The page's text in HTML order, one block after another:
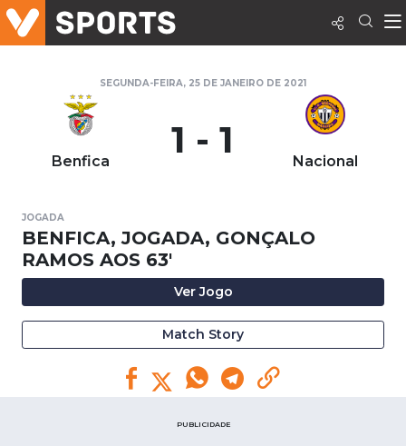
SEGUNDA-FEIRA, 25 DE JANEIRO DE 2021
Benfica 1 - 1 Nacional
JOGADA
BENFICA, JOGADA, GONÇALO
RAMOS AOS 63'
Ver Jogo
Match Story
PUBLICIDADE